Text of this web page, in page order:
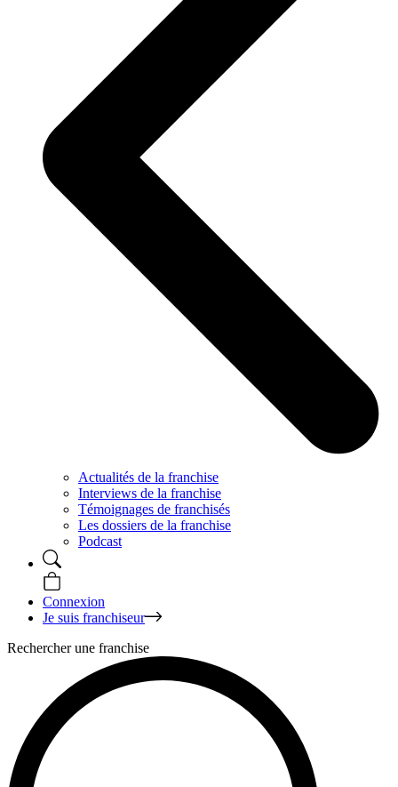
Actualités de la franchise
Interviews de la franchise
Témoignages de franchisés
Les dossiers de la franchise
Podcast
Connexion
Je suis franchiseur
Rechercher une franchise